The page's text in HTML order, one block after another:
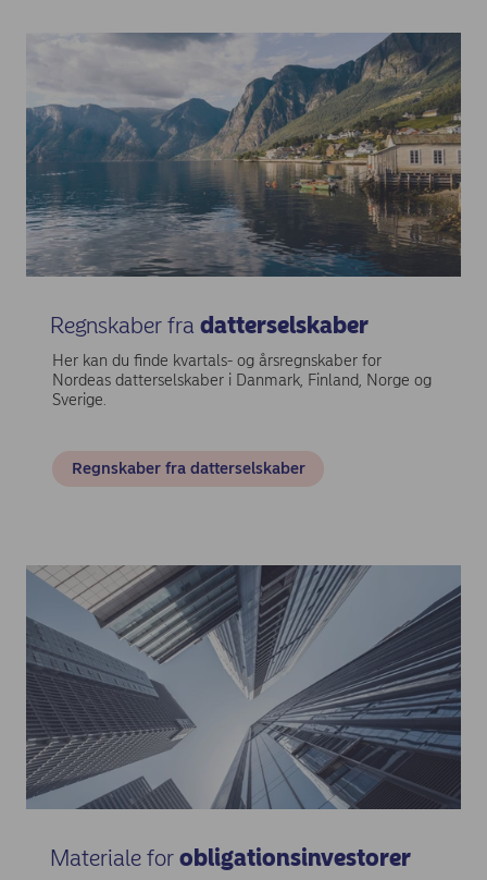
Regnskaber fra datterselskaber
Her kan du finde kvartals- og årsregnskaber for
Nordeas datterselskaber i Danmark, Finland, Norge og
Sverige.
Regnskaber fra datterselskaber
Materiale for obligationsinvestorer